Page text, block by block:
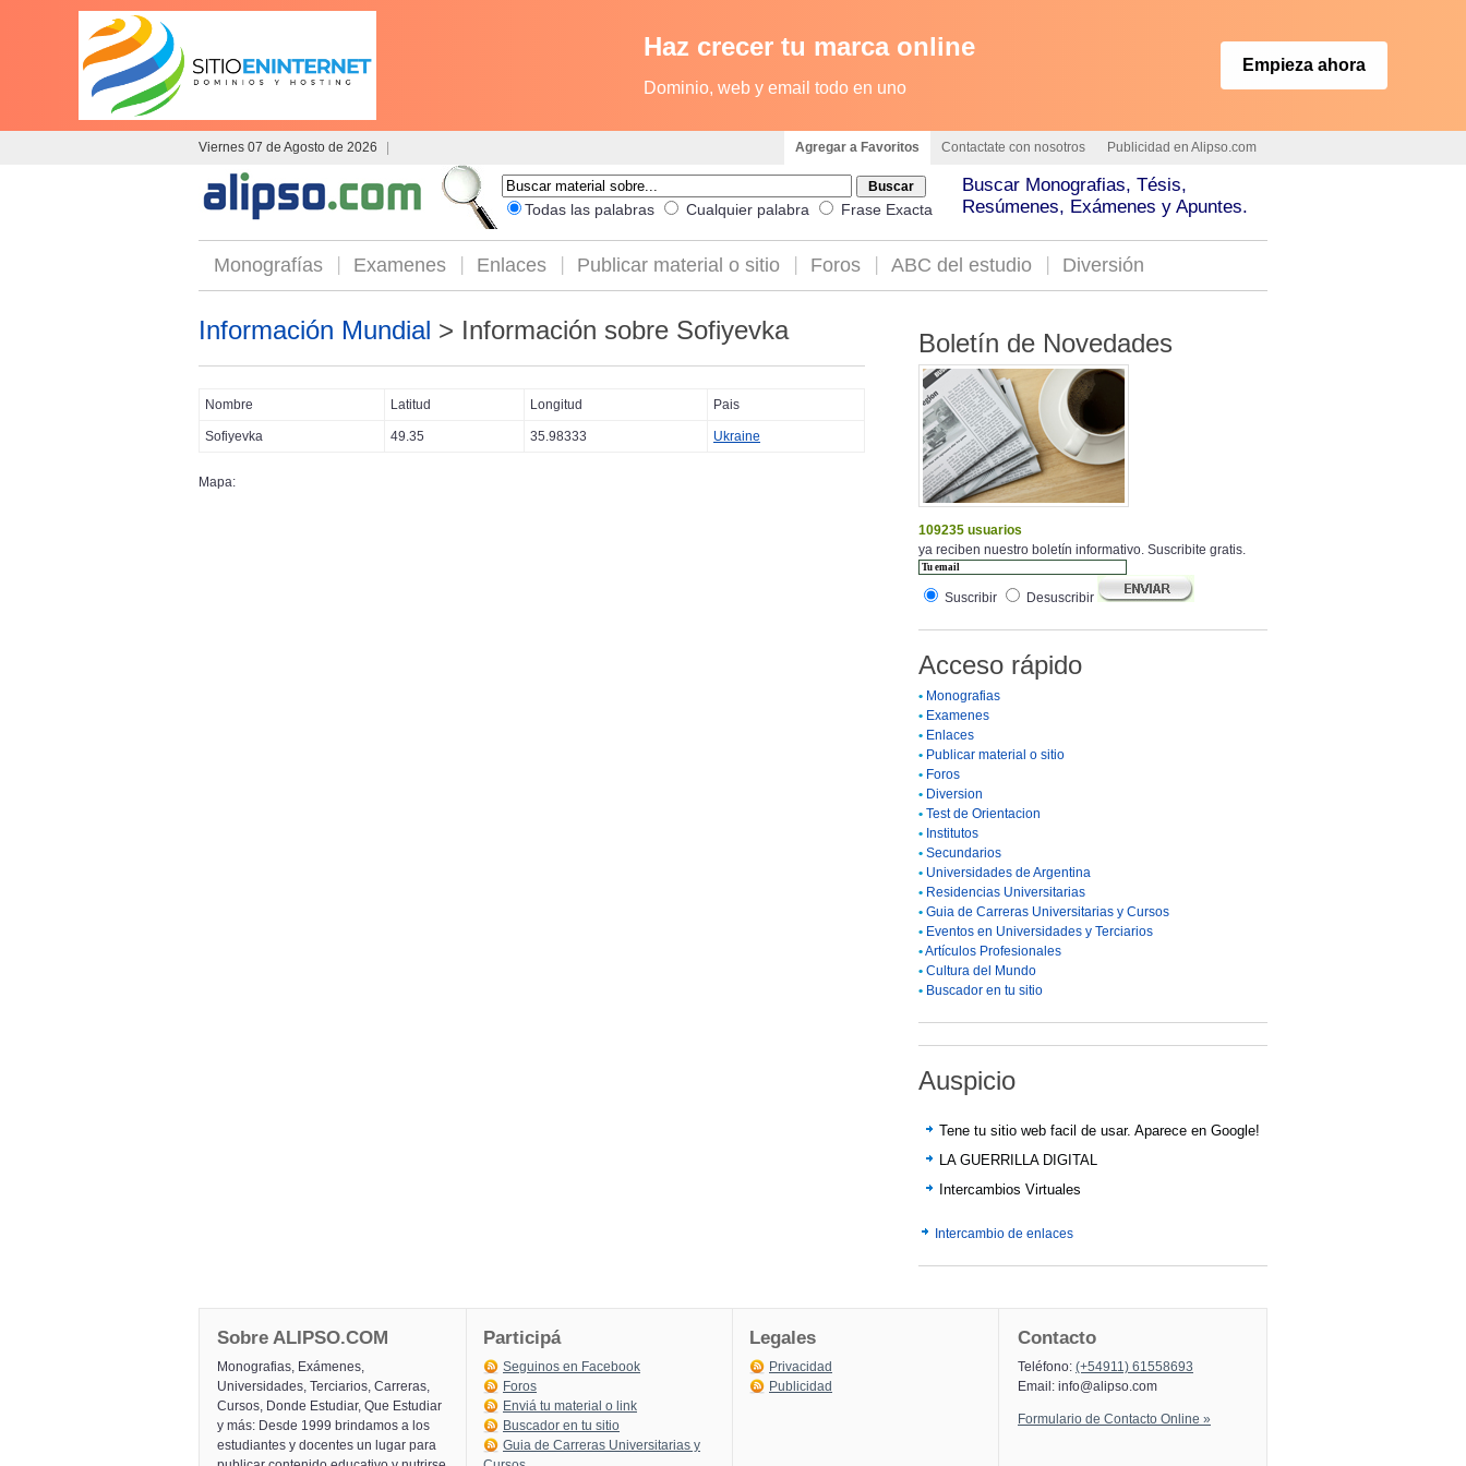
Haz crecer tu marca online
Dominio, web y email todo en uno
Empieza ahora
Viernes 07 de Agosto de 2026 Agregar a Favoritos Contactate con nosotros Publicidad en Alipso.com
Todas las palabras Cualquier palabra Frase Exacta
Buscar Monografias, Tésis,
Resúmenes, Exámenes y Apuntes.
Monografías Examenes Enlaces Publicar material o sitio Foros ABC del estudio Diversión
Información Mundial > Información sobre Sofiyevka
Nombre Latitud Longitud Pais
Sofiyevka 49.35 35.98333 Ukraine
Mapa:
Boletín de Novedades
109235 usuarios
ya reciben nuestro boletín informativo. Suscribite gratis.
Suscribir Desuscribir
Acceso rápido
• Monografias
• Examenes
• Enlaces
• Publicar material o sitio
• Foros
• Diversion
• Test de Orientacion
• Institutos
• Secundarios
• Universidades de Argentina
• Residencias Universitarias
• Guia de Carreras Universitarias y Cursos
• Eventos en Universidades y Terciarios
•Artículos Profesionales
• Cultura del Mundo
• Buscador en tu sitio
Auspicio
Tene tu sitio web facil de usar. Aparece en Google!
LA GUERRILLA DIGITAL
Intercambios Virtuales
Intercambio de enlaces
Sobre ALIPSO.COM
Monografias, Exámenes,
Universidades, Terciarios, Carreras,
Cursos, Donde Estudiar, Que Estudiar
y más: Desde 1999 brindamos a los
estudiantes y docentes un lugar para
Participá
Seguinos en Facebook
Foros
Enviá tu material o link
Buscador en tu sitio
Guia de Carreras Universitarias y
Legales
Privacidad
Publicidad
Contacto
Teléfono: (+54911) 61558693
Email: info@alipso.com
Formulario de Contacto Online »